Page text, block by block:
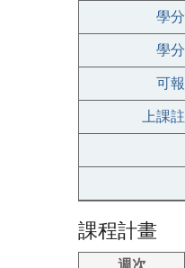
學
學
可
上課
課程計畫